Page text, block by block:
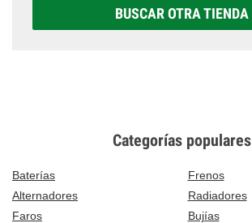
BUSCAR OTRA TIENDA
Categorías populares
Baterías
Frenos
Alternadores
Radiadores
Faros
Bujías